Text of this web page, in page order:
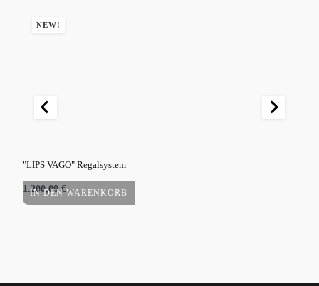
NEW!
IN DEN WARENKORB
"LIPS VAGO" Regalsystem
1.200,00€